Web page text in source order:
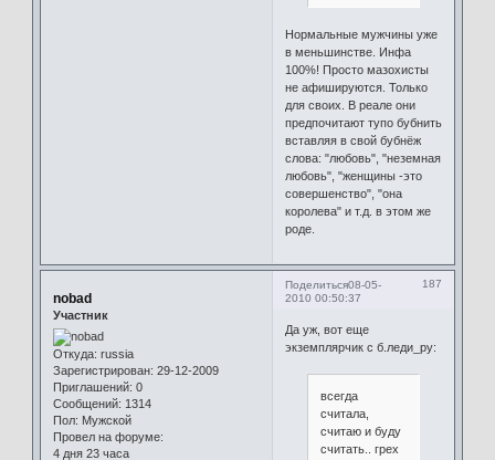
Нормальные мужчины уже
в меньшинстве. Инфа
100%! Просто мазохисты
не афишируются. Только
для своих. В реале они
предпочитают тупо бубнить
вставляя в свой бубнёж
слова: "любовь", "неземнaя
любовь", "женщины -это
совершенство", "она
королева" и т.д. в этом же
роде.
Поделиться 187
08-05-
2010 00:50:37
nobad
Участник
Откуда: russia
Зарегистрирован: 29-12-2009
Приглашений: 0
Сообщений: 1314
Пол: Мужской
Провел на форуме:
4 дня 23 часа
Да уж, вот еще
экземплярчик с б.леди_ру:
всегда
считала,
считаю и буду
считать.. грех